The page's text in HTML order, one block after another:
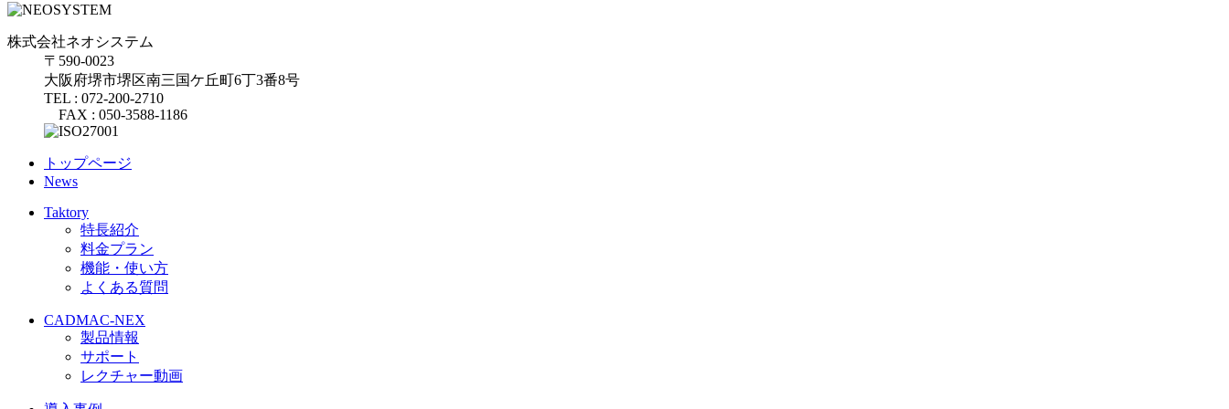
株式会社ネオシステム
〒590-0023
大阪府堺市堺区南三国ケ丘町6丁3番8号
TEL : 072-200-2710
FAX : 050-3588-1186
トップページ
News
Taktory
特長紹介
料金プラン
機能・使い方
よくある質問
CADMAC-NEX
製品情報
サポート
レクチャー動画